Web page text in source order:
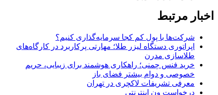
اخبار مرتبط
شرکت‌ها با پول کم کجا سرمایه‌گذاری کنیم؟
اپراتوری دستگاه لیزر طلا؛ مهارتی پرکاربرد در کارگاه‌های
طلاسازی مدرن
خرید فنس چمنی؛ راهکاری هوشمند برای زیبایی، حریم
خصوصی و دوام بیشتر فضای باز
معرفی تشریفات لاکچری در تهران
درخواست ون اینترنتی